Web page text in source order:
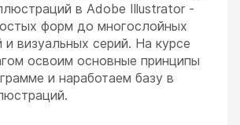
в Adobe Illustrator -
форм до многослойных
визуальных серий. На курсе
освоим основные принципы
и наработаем базу в